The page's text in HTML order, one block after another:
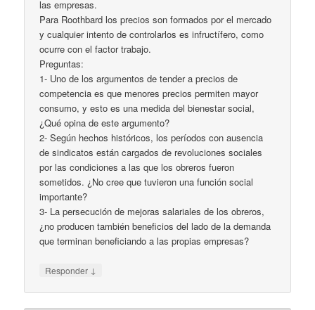
las empresas.
Para Roothbard los precios son formados por el mercado
y cualquier intento de controlarlos es infructífero, como
ocurre con el factor trabajo.
Preguntas:
1- Uno de los argumentos de tender a precios de
competencia es que menores precios permiten mayor
consumo, y esto es una medida del bienestar social,
¿Qué opina de este argumento?
2- Según hechos históricos, los períodos con ausencia
de sindicatos están cargados de revoluciones sociales
por las condiciones a las que los obreros fueron
sometidos. ¿No cree que tuvieron una función social
importante?
3- La persecución de mejoras salariales de los obreros,
¿no producen también beneficios del lado de la demanda
que terminan beneficiando a las propias empresas?
Responder ↓